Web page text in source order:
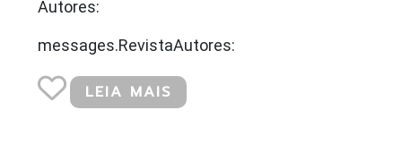
Autores:
messages.RevistaAutores:
LEIA MAIS